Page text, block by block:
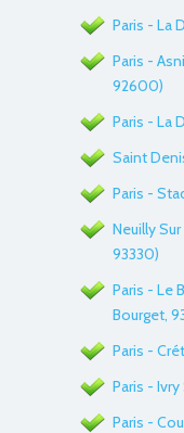
Paris - La
Paris -
92600)
Paris - La
Saint
Paris -
Neuilly
93330)
Paris - Le
Bourget,
Paris -
Paris -
Paris -